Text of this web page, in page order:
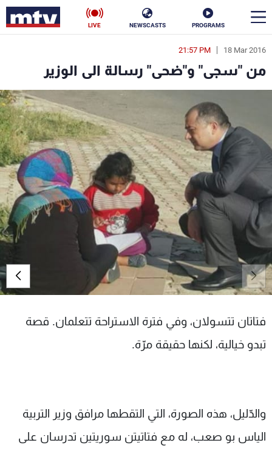
PROGRAMS
NEWSCASTS
LIVE
18 Mar 2016
21:57 PM
من "سجى" و"ضحى" رسالة الى الوزير
فتاتان تتسولان، وفي فترة الاستراحة تتعلمان. قصة
تبدو خيالية، لكنها حقيقة مرّة.
والدّليل، هذه الصورة، التي التقطها مرافق وزير التربية
الياس بو صعب، له مع فتاتيتن سوريتين تدرسان على
en
الأخبار
ناس
إقتصاد فن
منوعات رياضة
كأس العالم
البرامج
جدول البرامج
شاهد البرامج
عن MTV
الإنـتـاج
وظائف
تواصل معنا